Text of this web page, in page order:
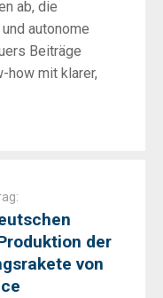
ab, die
autonome
Beiträge
how mit klarer,
der
von